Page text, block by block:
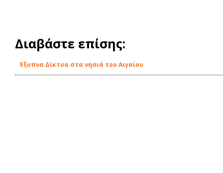
Διαβάστε επίσης:
Εξυπνα Δίκτυα στα νησιά του Αιγαίου